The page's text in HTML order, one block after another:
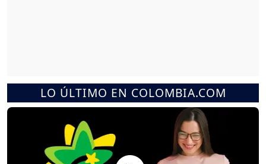
LO ÚLTIMO EN COLOMBIA.COM